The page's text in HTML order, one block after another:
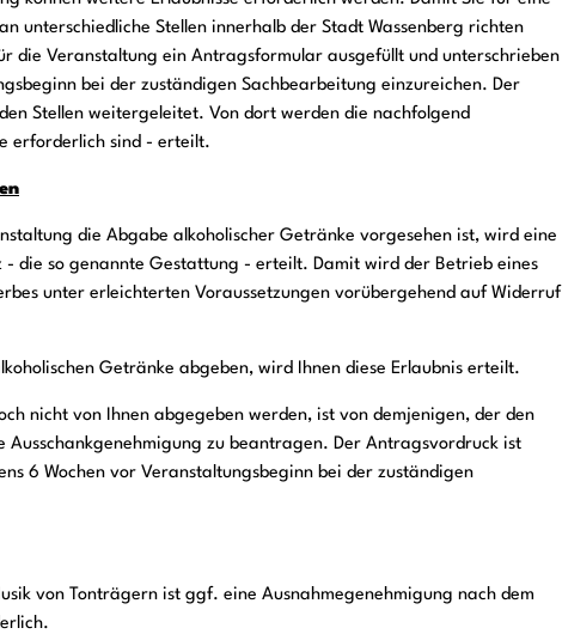
unterschiedliche Stellen innerhalb der Stadt Wassenberg richten
die Veranstaltung ein Antragsformular ausgefüllt und unterschrieben
bei der zuständigen Sachbearbeitung einzureichen. Der
Stellen weitergeleitet. Von dort werden die nachfolgend
erforderlich sind - erteilt.
die Abgabe alkoholischer Getränke vorgesehen ist, wird eine
- die so genannte Gestattung - erteilt. Damit wird der Betrieb eines
unter erleichterten Voraussetzungen vorübergehend auf Widerruf
Getränke abgeben, wird Ihnen diese Erlaubnis erteilt.
nicht von Ihnen abgegeben werden, ist von demjenigen, der den
Ausschankgenehmigung zu beantragen. Der Antragsvordruck ist
6 Wochen vor Veranstaltungsbeginn bei der zuständigen
von Tonträgern ist ggf. eine Ausnahmegenehmigung nach dem